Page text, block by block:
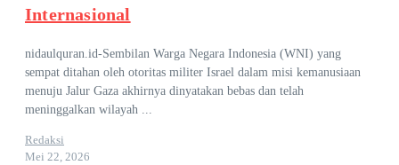
Internasional
nidaulquran.id-Sembilan Warga Negara Indonesia (WNI) yang
sempat ditahan oleh otoritas militer Israel dalam misi kemanusiaan
menuju Jalur Gaza akhirnya dinyatakan bebas dan telah
meninggalkan wilayah ...
Redaksi
Mei 22, 2026